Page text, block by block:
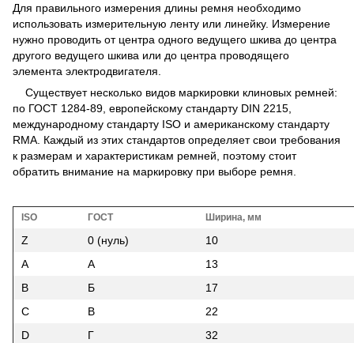
Для правильного измерения длины ремня необходимо
использовать измерительную ленту или линейку. Измерение
нужно проводить от центра одного ведущего шкива до центра
другого ведущего шкива или до центра проводящего
элемента электродвигателя.
Существует несколько видов маркировки клиновых ремней:
по ГОСТ 1284-89, европейскому стандарту DIN 2215,
международному стандарту ISO и американскому стандарту
RMA. Каждый из этих стандартов определяет свои требования
к размерам и характеристикам ремней, поэтому стоит
обратить внимание на маркировку при выборе ремня.
ISO ГОСТ Ширина, мм
Z 0 (нуль)
10
A
A
13
B
Б
17
C
В
22
D
Г
32